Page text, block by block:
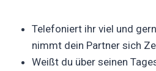
Telefoniert ihr viel und
nimmt dein Partner sich
Weißt du über seinen